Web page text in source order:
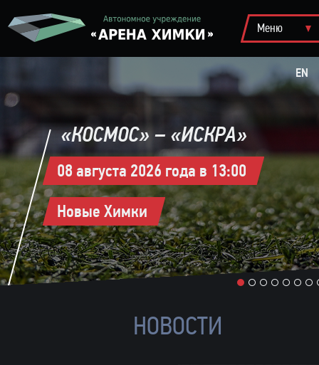
EN
«КОСМОС» – «ИСКРА»
08 августа 2026 года в 13:00
Новые Химки
2 3 4 5 6 7 8
НОВОСТИ